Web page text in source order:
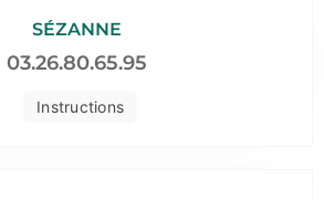
Instructions
SÉZANNE
03.26.80.65.95